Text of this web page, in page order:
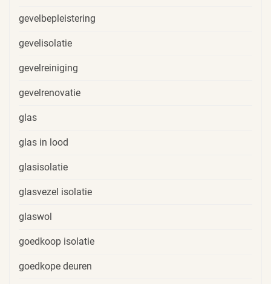
gevelbepleistering
gevelisolatie
gevelreiniging
gevelrenovatie
glas
glas in lood
glasisolatie
glasvezel isolatie
glaswol
goedkoop isolatie
goedkope deuren